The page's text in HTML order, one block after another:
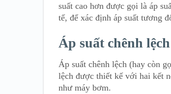
suất cao hơn được gọi là áp
tế, để xác định áp suất tương
Áp suất chênh lệch
Áp suất chênh lệch (hay còn
lệch được thiết kế với hai kết
như máy bơm.